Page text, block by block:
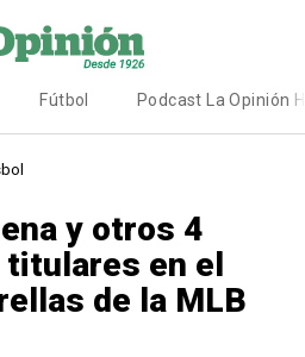
Fútbol Podcast La Opinión
y otros 4
en el
de la MLB